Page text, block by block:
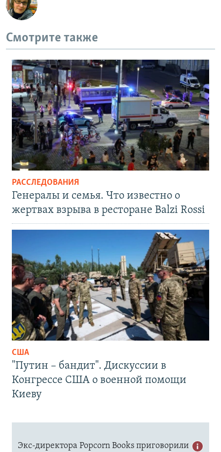
Смотрите также
РАССЛЕДОВАНИЯ
Генералы и семья. Что известно о
жертвах взрыва в ресторане Balzi Rossi
США
"Путин – бандит". Дискуссии в
Конгрессе США о военной помощи
Киеву